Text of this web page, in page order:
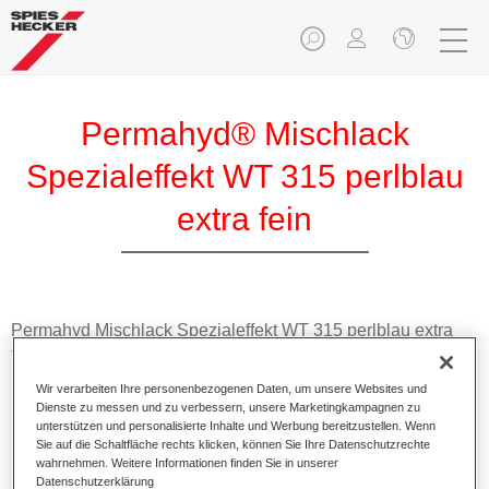
Permahyd® Mischlack
Spezialeffekt WT 315 perlblau
extra fein
Permahyd Mischlack Spezialeffekt WT 315 perlblau extra
fein eignet sich für die Ausmischung von Permahyd Hi-TEC
Produktmerkmale
Einfach und schnell zu verarbeiten.
Bietet eine hohe Farbtongenauigkeit und gleichmäßige
Wir verarbeiten Ihre personenbezogenen Daten, um unsere Websites und
Dienste zu messen und zu verbessern, unsere Marketingkampagnen zu
unterstützen und personalisierte Inhalte und Werbung bereitzustellen. Wenn
Sie auf die Schaltfläche rechts klicken, können Sie Ihre Datenschutzrechte
wahrnehmen. Weitere Informationen finden Sie in unserer
Datenschutzerklärung